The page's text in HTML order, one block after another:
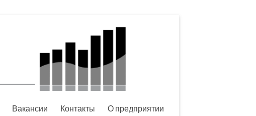
Вакансии Контакты О предприятии